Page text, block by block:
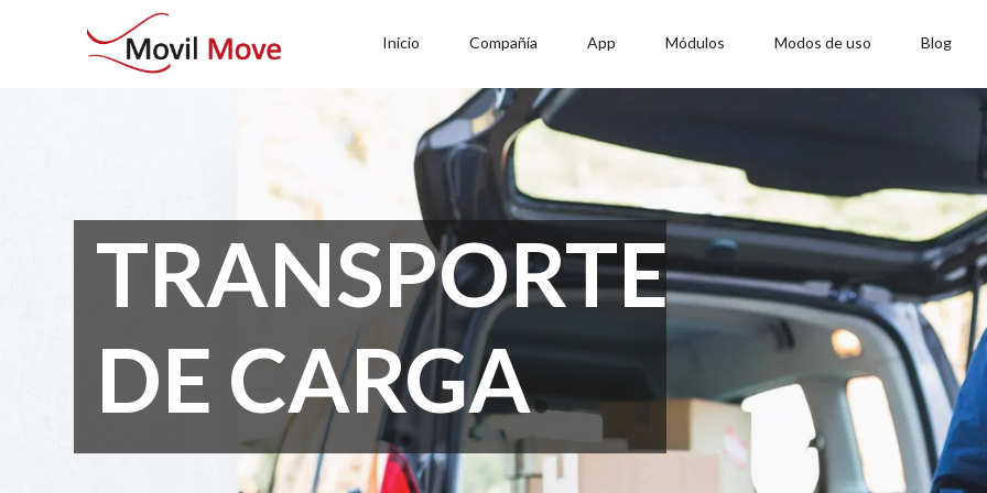
Inicio Compañía App Módulos Modos de uso Blog
TRANSPORTE
DE CARGA.